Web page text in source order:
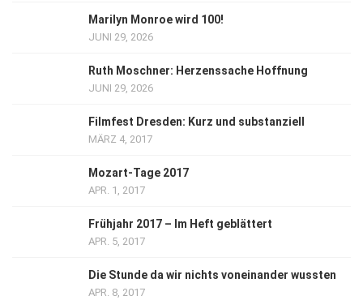
Marilyn Monroe wird 100!
JUNI 29, 2026
Ruth Moschner: Herzenssache Hoffnung
JUNI 29, 2026
Filmfest Dresden: Kurz und substanziell
MÄRZ 4, 2017
Mozart-Tage 2017
APR. 1, 2017
Frühjahr 2017 – Im Heft geblättert
APR. 5, 2017
Die Stunde da wir nichts voneinander wussten
APR. 8, 2017